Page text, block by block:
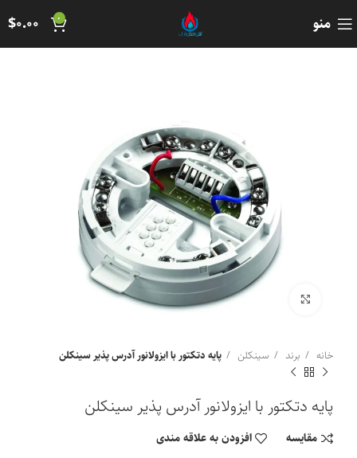
منو 0
$0.00
برای بزرگنمایی کلیک کنید
خانه برند سینکلن پایه دتکتور با ایزولانور آدرس پذیر سینکلن
پایه دتکتور با ایزولانور آدرس پذیر سینکلن
مقايسه افزودن به علاقه مندی